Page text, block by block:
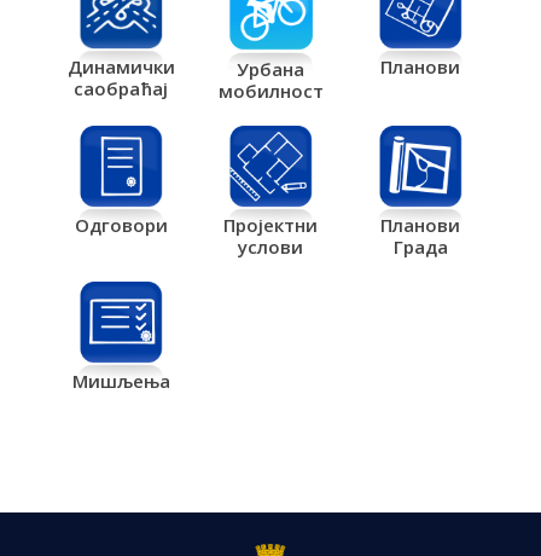
Динамички
саобраћај
Урбана
мобилност
Планови
Одговори
Пројектни
услови
Планови
Града
Мишљења